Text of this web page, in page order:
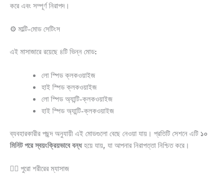
করে এবং সম্পূর্ণ নিরাপদ।
⚙️ মাল্টি-মোড সেটিংস
এই মাসাজারে রয়েছে ৪টি ভিন্ন মোড:
লো স্পিড ক্লকওয়াইজ
হাই স্পিড ক্লকওয়াইজ
লো স্পিড অ্যান্টি-ক্লকওয়াইজ
হাই স্পিড অ্যান্টি-ক্লকওয়াইজ
ব্যবহারকারীর পছন্দ অনুযায়ী এই মোডগুলো বেছে নেওয়া যায়। প্রতিটি সেশনে এটি ১০
মিনিট পরে স্বয়ংক্রিয়ভাবে বন্ধহয়ে যায়, যা আপনার নিরাপত্তা নিশ্চিত করে।
🧘‍♀️ পুরো শরীরের ম্যাসাজ